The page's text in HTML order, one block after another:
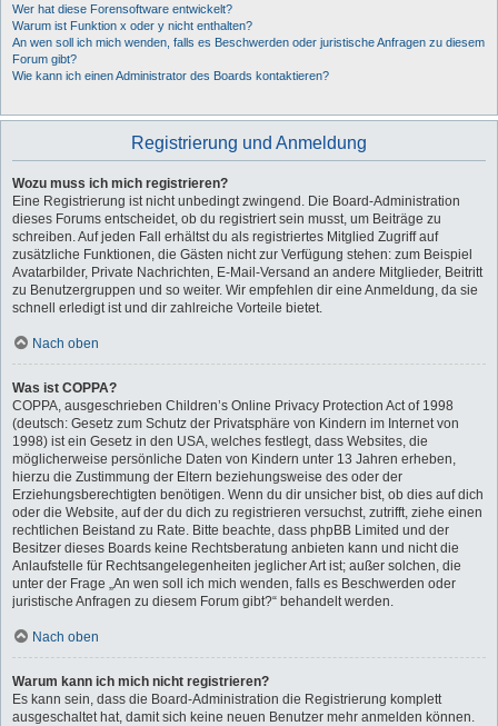
Wer hat diese Forensoftware entwickelt?
Warum ist Funktion x oder y nicht enthalten?
An wen soll ich mich wenden, falls es Beschwerden oder juristische Anfragen zu diesem
Forum gibt?
Wie kann ich einen Administrator des Boards kontaktieren?
Registrierung und Anmeldung
Wozu muss ich mich registrieren?
Eine Registrierung ist nicht unbedingt zwingend. Die Board-Administration
dieses Forums entscheidet, ob du registriert sein musst, um Beiträge zu
schreiben. Auf jeden Fall erhältst du als registriertes Mitglied Zugriff auf
zusätzliche Funktionen, die Gästen nicht zur Verfügung stehen: zum Beispiel
Avatarbilder, Private Nachrichten, E-Mail-Versand an andere Mitglieder, Beitritt
zu Benutzergruppen und so weiter. Wir empfehlen dir eine Anmeldung, da sie
schnell erledigt ist und dir zahlreiche Vorteile bietet.
Nach oben
Was ist COPPA?
COPPA, ausgeschrieben Children’s Online Privacy Protection Act of 1998
(deutsch: Gesetz zum Schutz der Privatsphäre von Kindern im Internet von
1998) ist ein Gesetz in den USA, welches festlegt, dass Websites, die
möglicherweise persönliche Daten von Kindern unter 13 Jahren erheben,
hierzu die Zustimmung der Eltern beziehungsweise des oder der
Erziehungsberechtigten benötigen. Wenn du dir unsicher bist, ob dies auf dich
oder die Website, auf der du dich zu registrieren versuchst, zutrifft, ziehe einen
rechtlichen Beistand zu Rate. Bitte beachte, dass phpBB Limited und der
Besitzer dieses Boards keine Rechtsberatung anbieten kann und nicht die
Anlaufstelle für Rechtsangelegenheiten jeglicher Art ist; außer solchen, die
unter der Frage „An wen soll ich mich wenden, falls es Beschwerden oder
juristische Anfragen zu diesem Forum gibt?“ behandelt werden.
Nach oben
Warum kann ich mich nicht registrieren?
Es kann sein, dass die Board-Administration die Registrierung komplett
ausgeschaltet hat, damit sich keine neuen Benutzer mehr anmelden können.